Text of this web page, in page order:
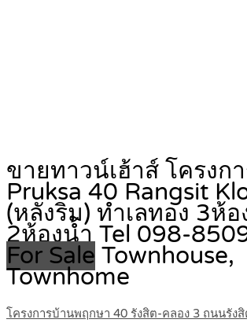
ขายทาวน์เฮ้าส์ โครงก
Pruksa 40 Rangsit
(หลังริม) ทำเลทอง 3ห้
2ห้องน้ำ Tel 098-
For Sale Townhouse,
Townhome
โครงการบ้านพฤกษา 40 รังสิต-คลอง 3 ถนนรัง